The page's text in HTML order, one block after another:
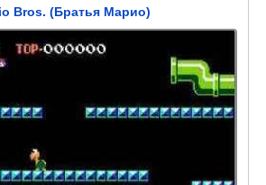
Bros. (Братья Марио)